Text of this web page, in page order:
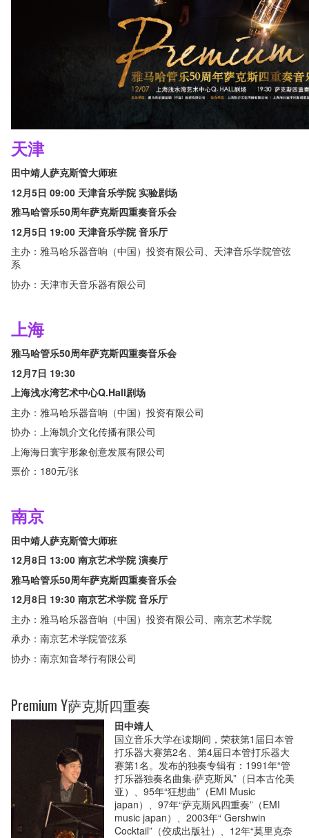
天津
田中靖人萨克斯管大师班
12月5日 09:00 天津音乐学院 实验剧场
雅马哈管乐50周年萨克斯四重奏音乐会
12月5日 19:00 天津音乐学院 音乐厅
主办：雅马哈乐器音响（中国）投资有限公司、天津音乐学院管弦
系
协办：天津市天音乐器有限公司
上海
雅马哈管乐50周年萨克斯四重奏音乐会
12月7日 19:30
上海浅水湾艺术中心Q.Hall剧场
主办：雅马哈乐器音响（中国）投资有限公司
协办：上海凯介文化传播有限公司
上海海日寰宇形象创意发展有限公司
票价：180元/张
南京
田中靖人萨克斯管大师班
12月8日 13:00 南京艺术学院 演奏厅
雅马哈管乐50周年萨克斯四重奏音乐会
12月8日 19:30 南京艺术学院 音乐厅
主办：雅马哈乐器音响（中国）投资有限公司、南京艺术学院
承办：南京艺术学院管弦系
协办：南京知音琴行有限公司
Premium Y萨克斯四重奏
田中靖人
国立音乐大学在读期间，荣获第1届日本管
打乐器大赛第2名、第4届日本管打乐器大
赛第1名。发布的独奏专辑有：1991年“管
打乐器独奏名曲集·萨克斯风”（日本古伦美
亚）、95年“狂想曲”（EMI Music
japan）、97年“萨克斯风四重奏”（EMI
music japan）、2003年“ Gershwin
Cocktail”（佼成出版社）、12年“莫里克奈